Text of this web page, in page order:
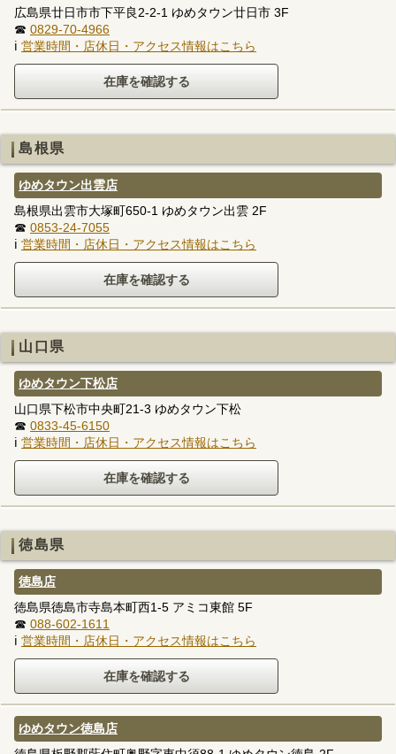
広島県廿日市市下平良2-2-1 ゆめタウン廿日市 3F
☎ 0829-70-4966
ℹ 営業時間・店休日・アクセス情報はこちら
島根県
ゆめタウン出雲店
島根県出雲市大塚町650-1 ゆめタウン出雲 2F
☎ 0853-24-7055
ℹ 営業時間・店休日・アクセス情報はこちら
山口県
ゆめタウン下松店
山口県下松市中央町21-3 ゆめタウン下松
☎ 0833-45-6150
ℹ 営業時間・店休日・アクセス情報はこちら
徳島県
徳島店
徳島県徳島市寺島本町西1-5 アミコ東館 5F
☎ 088-602-1611
ℹ 営業時間・店休日・アクセス情報はこちら
ゆめタウン徳島店